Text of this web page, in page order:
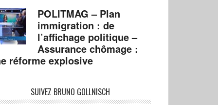
POLITMAG – Plan
immigration : de
l’affichage politique –
Assurance chômage :
réforme explosive
SUIVEZ BRUNO GOLLNISCH